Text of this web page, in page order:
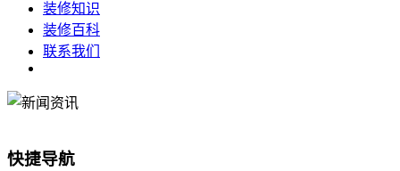
装修知识
装修百科
联系我们
快捷导航